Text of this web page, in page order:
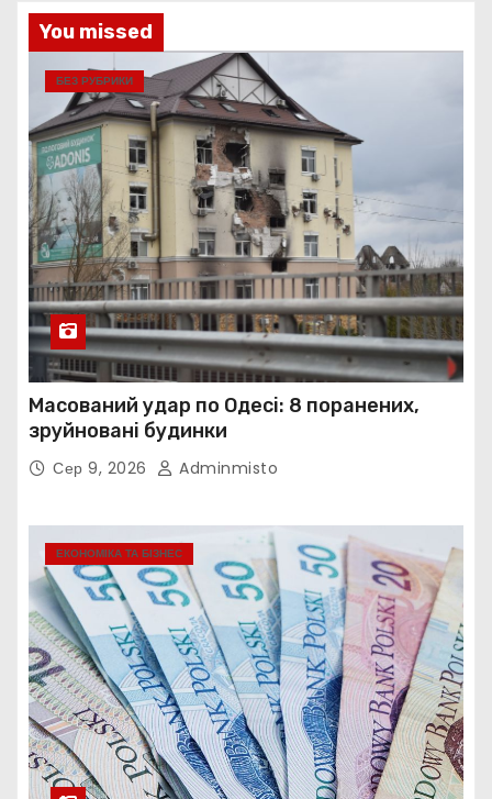
You missed
БЕЗ РУБРИКИ
Масований удар по Одесі: 8 поранених,
зруйновані будинки
Сер 9, 2026 Adminmisto
ЕКОНОМІКА ТА БІЗНЕС